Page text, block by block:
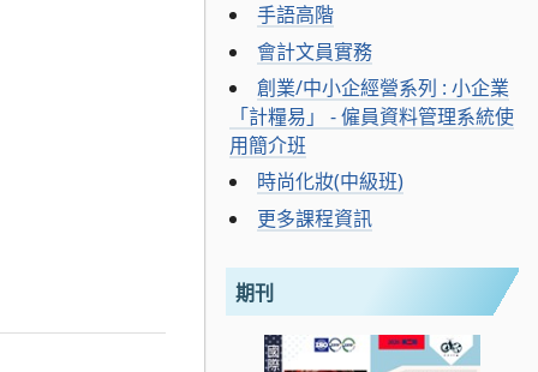
手語高階
會計文員實務
創業/中小企經營系列 : 小企業
「計糧易」 - 僱員資料管理系統使
用簡介班
時尚化妝(中級班)
更多課程資訊
期刊